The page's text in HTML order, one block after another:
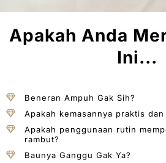
Apakah Anda
Ini...
Beneran Ampuh Gak Sih?
Apakah kemasannya praktis
Apakah penggunaan rutin
rambut?
Baunya Ganggu Gak Ya?